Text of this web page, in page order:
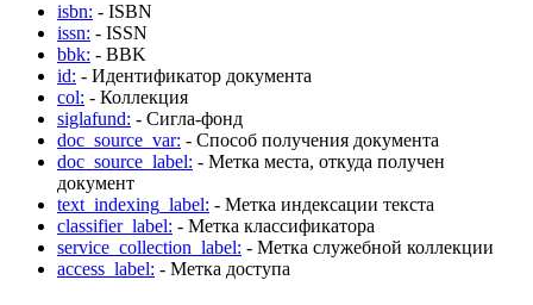
isbn: - ISBN
issn: - ISSN
bbk: - BBK
id: - Идентификатор документа
col: - Коллекция
siglafund: - Сигла-фонд
doc_source_var: - Способ получения документа
doc_source_label: - Метка места, откуда получен
документ
text_indexing_label: - Метка индексации текста
classifier_label: - Метка классификатора
service_collection_label: - Метка служебной коллекции
access_label: - Метка доступа